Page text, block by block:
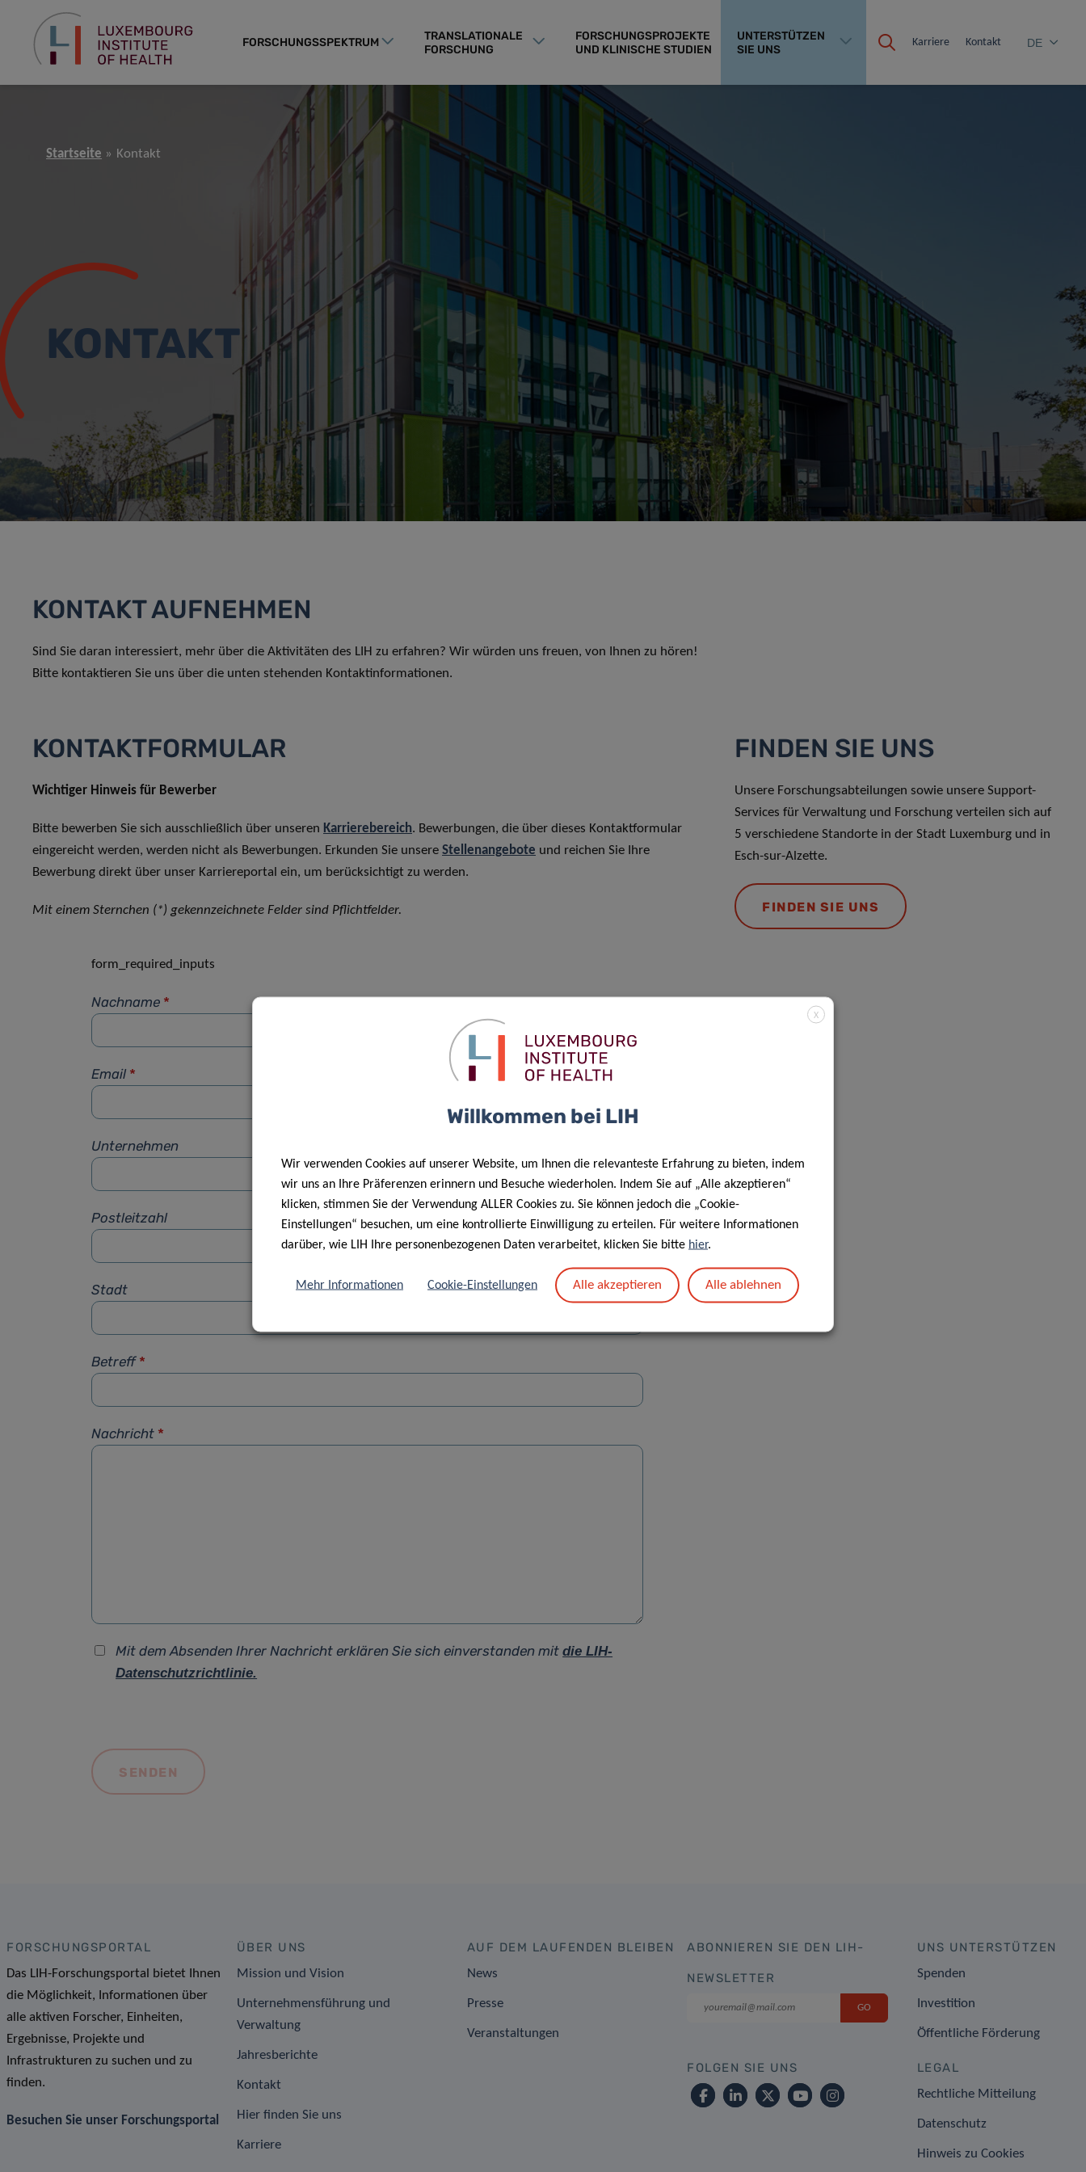
FORSCHUNGSSPEKTRUM
TRANSLATIONALE
FORSCHUNG
FORSCHUNGSPROJEKTE
UND KLINISCHE STUDIEN
UNTERSTÜTZEN
SIE UNS
Karriere Kontakt DE
Startseite Kontakt
KONTAKT
KONTAKT AUFNEHMEN
Sind Sie daran interessiert, mehr über die Aktivitäten des LIH zu erfahren? Wir würden uns freuen, von Ihnen zu hören!
Bitte kontaktieren Sie uns über die unten stehenden Kontaktinformationen.
KONTAKTFORMULAR
Wichtiger Hinweis für Bewerber
Bitte bewerben Sie sich ausschließlich über unseren Karrierebereich. Bewerbungen, die über dieses Kontaktformular
eingereicht werden, werden nicht als Bewerbungen. Erkunden Sie unsere Stellenangebote und reichen Sie Ihre
Bewerbung direkt über unser Karriereportal ein, um berücksichtigt zu werden.
Mit einem Sternchen (*) gekennzeichnete Felder sind Pflichtfelder.
form_required_inputs
Nachname * Vorname*
Email *
Unternehmen
Postleitzahl Straße
Stadt
Betreff *
Nachricht *
Mit dem Absenden Ihrer Nachricht erklären Sie sich einverstanden mitdie LIH-
Datenschutzrichtlinie.
FINDEN SIE UNS
Unsere Forschungsabteilungen sowie unsere Support-
Services für Verwaltung und Forschung verteilen sich auf
5 verschiedene Standorte in der Stadt Luxemburg und in
Esch-sur-Alzette.
FINDEN SIE UNS
FORSCHUNGSPORTAL
Das LIH-Forschungsportal bietet Ihnen
die Möglichkeit, Informationen über
alle aktiven Forscher, Einheiten,
Ergebnisse, Projekte und
Infrastrukturen zu suchen und zu
finden.
Besuchen Sie unser Forschungsportal
ÜBER UNS
Mission und Vision
Unternehmensführung und
Verwaltung
Jahresberichte
Kontakt
Hier finden Sie uns
Karriere
AUF DEM LAUFENDEN BLEIBEN
News
Presse
Veranstaltungen
ABONNIEREN SIE DEN LIH-
NEWSLETTER
FOLGEN SIE UNS
UNS UNTERSTÜTZEN
Spenden
Investition
Öffentliche Förderung
LEGAL
Rechtliche Mitteilung
Datenschutz
Hinweis zu Cookies
X
Willkommen bei LIH
Wir verwenden Cookies auf unserer Website, um Ihnen die relevanteste Erfahrung zu bieten, indem
wir uns an Ihre Präferenzen erinnern und Besuche wiederholen. Indem Sie auf „Alle akzeptieren“
klicken, stimmen Sie der Verwendung ALLER Cookies zu. Sie können jedoch die „Cookie-
Einstellungen“ besuchen, um eine kontrollierte Einwilligung zu erteilen. Für weitere Informationen
darüber, wie LIH Ihre personenbezogenen Daten verarbeitet, klicken Sie bitte hier.
Mehr Informationen Cookie-Einstellungen Alle akzeptieren Alle ablehnen